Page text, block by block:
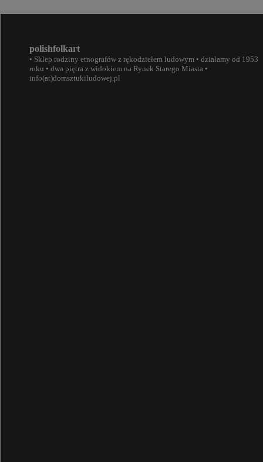
polishfolkart
• Sklep rodziny etnografów z rękodziełem ludowym • działamy od 1953
roku • dwa piętra z widokiem na Rynek Starego Miasta •
info(at)domsztukiludowej.pl